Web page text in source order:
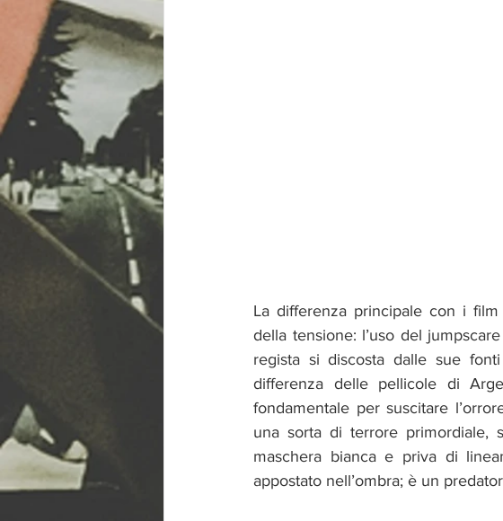
La differenza principale con i
della tensione: l’uso del
regista si discosta dalle sue
differenza delle pellicole di
fondamentale per suscitare
una sorta di terrore primordiale,
maschera bianca e priva di
appostato nell’ombra; è un